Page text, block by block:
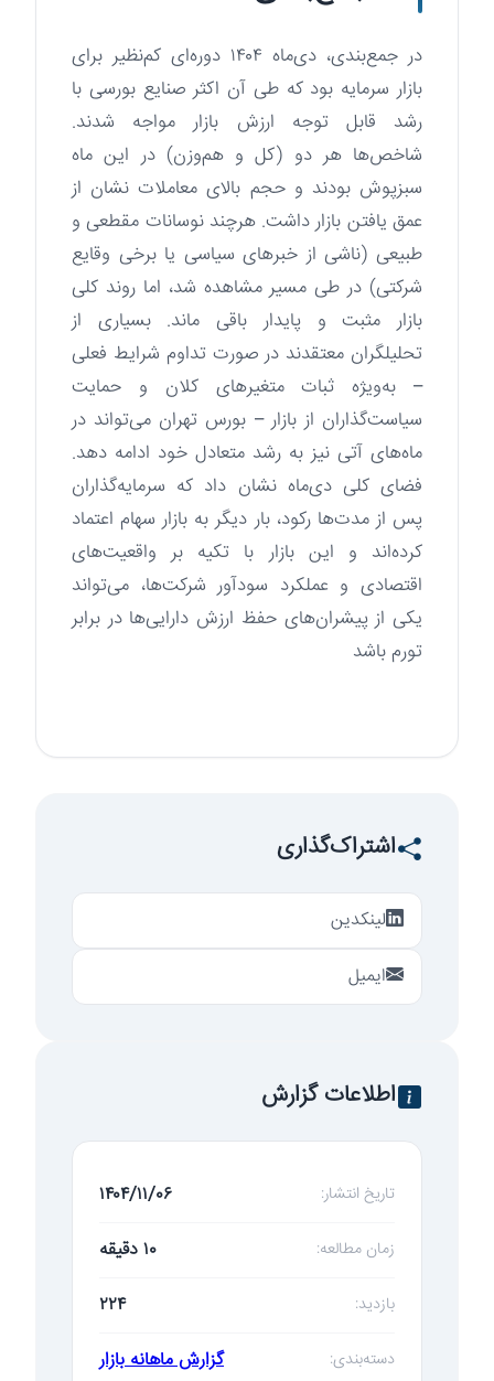
در جمع‌بندی، دی‌ماه ۱۴۰۴ دوره‌ای کم‌نظیر برای
بازار سرمایه بود که طی آن اکثر صنایع بورسی با
رشد قابل توجه ارزش بازار مواجه شدند.
شاخص‌ها هر دو (کل و هم‌وزن) در این ماه
سبزپوش بودند و حجم بالای معاملات نشان از
عمق یافتن بازار داشت. هرچند نوسانات مقطعی و
طبیعی (ناشی از خبرهای سیاسی یا برخی وقایع
شرکتی) در طی مسیر مشاهده شد، اما روند کلی
بازار مثبت و پایدار باقی ماند. بسیاری از
تحلیلگران معتقدند در صورت تداوم شرایط فعلی
– به‌ویژه ثبات متغیرهای کلان و حمایت
سیاست‌گذاران از بازار – بورس تهران می‌تواند در
ماه‌های آتی نیز به رشد متعادل خود ادامه دهد.
فضای کلی دی‌ماه نشان داد که سرمایه‌گذاران
پس از مدت‌ها رکود، بار دیگر به بازار سهام اعتماد
کرده‌اند و این بازار با تکیه بر واقعیت‌های
اقتصادی و عملکرد سودآور شرکت‌ها، می‌تواند
یکی از پیشران‌های حفظ ارزش دارایی‌ها در برابر
تورم باشد
اشتراک‌گذاری
لینکدین
ایمیل
اطلاعات گزارش
تاریخ انتشار: ۱۴۰۴/۱۱/۰۶
زمان مطالعه: ۱۰ دقیقه
بازدید: ۲۲۴
دسته‌بندی: گزارش ماهانه بازار